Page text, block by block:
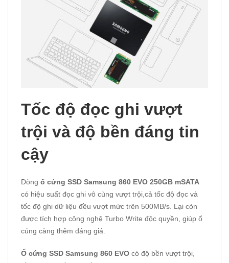
Tốc độ đọc ghi vượt
trội và độ bền đáng tin
cậy
Dòng ổ cứng SSD Samsung 860 EVO 250GB mSATA
có hiệu suất đọc ghi vô cùng vượt trội,cả tốc độ đọc và
tốc độ ghi dữ liệu đều vượt mức trên 500MB/s. Lại còn
được tích hợp công nghệ Turbo Write độc quyền, giúp ổ
cúng càng thêm đáng giá.
Ổ cứng SSD Samsung 860 EVO có độ bền vượt trội,